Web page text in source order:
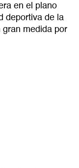
en el plano
deportiva de la
gran medida por